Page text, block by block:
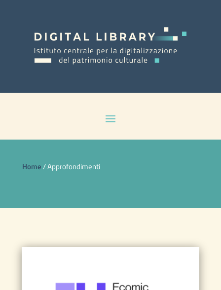
Home/Approfondimenti